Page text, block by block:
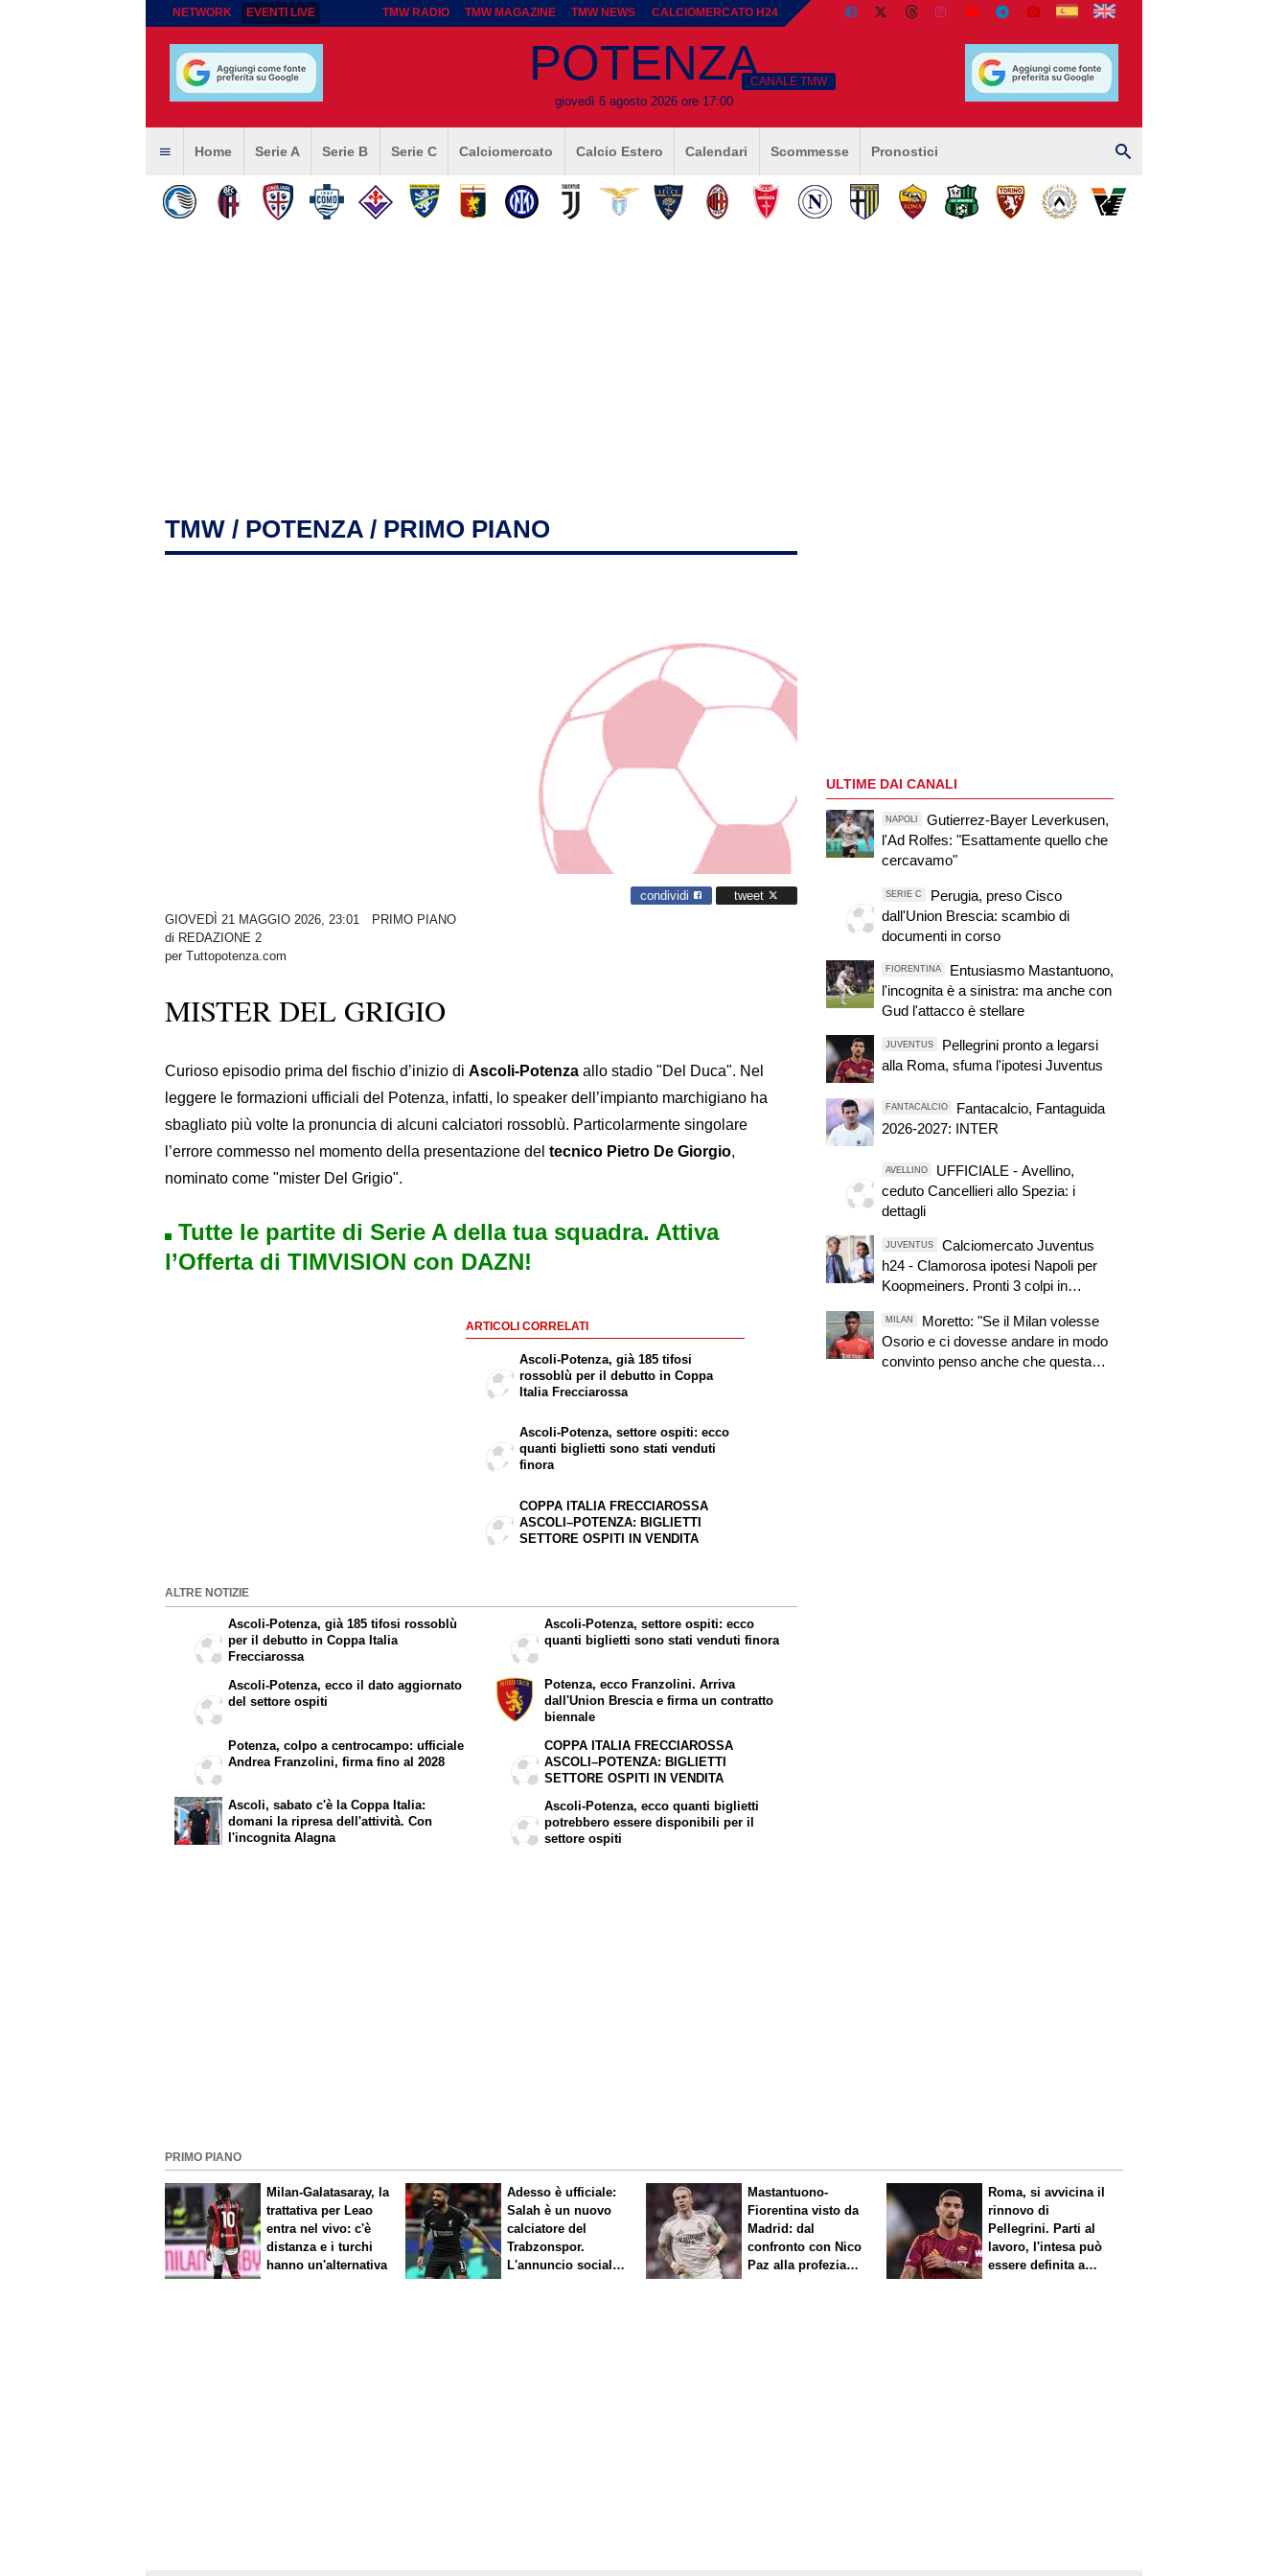
NETWORK EVENTI LIVE TMW RADIO TMW MAGAZINE TMW NEWS CALCIOMERCATO H24
POTENZA
giovedì 6 agosto 2026 ore 17:00
CANALE TMW
Home Serie A Serie B Serie C Calciomercato Calcio Estero Calendari Scommesse Pronostici
TMW / POTENZA / PRIMO PIANO
condividi
tweet
GIOVEDÌ 21 MAGGIO 2026, 23:01
PRIMO PIANO
di REDAZIONE 2
per Tuttopotenza.com
MISTER DEL GRIGIO
Curioso episodio prima del fischio d’inizio di Ascoli-Potenza allo stadio "Del Duca". Nel
leggere le formazioni ufficiali del Potenza, infatti, lo speaker dell’impianto marchigiano ha
sbagliato più volte la pronuncia di alcuni calciatori rossoblù. Particolarmente singolare
l’errore commesso nel momento della presentazione del tecnico Pietro De Giorgio,
nominato come "mister Del Grigio".
Tutte le partite di Serie A della tua squadra. Attiva
l’Offerta di TIMVISION con DAZN!
ARTICOLI CORRELATI
Ascoli-Potenza, già 185 tifosi
rossoblù per il debutto in Coppa
Italia Frecciarossa
Ascoli-Potenza, settore ospiti: ecco
quanti biglietti sono stati venduti
finora
COPPA ITALIA FRECCIAROSSA
ASCOLI–POTENZA: BIGLIETTI
SETTORE OSPITI IN VENDITA
ALTRE NOTIZIE
Ascoli-Potenza, già 185 tifosi rossoblù
per il debutto in Coppa Italia
Frecciarossa
Ascoli-Potenza, ecco il dato aggiornato
del settore ospiti
Ascoli-Potenza, settore ospiti: ecco
quanti biglietti sono stati venduti finora
Potenza, ecco Franzolini. Arriva
dall'Union Brescia e firma un contratto
biennale
Potenza, colpo a centrocampo: ufficiale
Andrea Franzolini, firma fino al 2028
Ascoli, sabato c'è la Coppa Italia:
domani la ripresa dell'attività. Con
l'incognita Alagna
COPPA ITALIA FRECCIAROSSA
ASCOLI–POTENZA: BIGLIETTI
SETTORE OSPITI IN VENDITA
Ascoli-Potenza, ecco quanti biglietti
potrebbero essere disponibili per il
settore ospiti
ULTIME DAI CANALI
NAPOLI
Gutierrez-Bayer Leverkusen,
l'Ad Rolfes: "Esattamente quello che
cercavamo"
SERIE C
Perugia, preso Cisco
dall'Union Brescia: scambio di
documenti in corso
FIORENTINA
Entusiasmo Mastantuono,
l'incognita è a sinistra: ma anche con
Gud l'attacco è stellare
JUVENTUS
Pellegrini pronto a legarsi
alla Roma, sfuma l'ipotesi Juventus
FANTACALCIO
Fantacalcio, Fantaguida
2026-2027: INTER
AVELLINO
UFFICIALE - Avellino,
ceduto Cancellieri allo Spezia: i
dettagli
JUVENTUS
Calciomercato Juventus
h24 - Clamorosa ipotesi Napoli per
Koopmeiners. Pronti 3 colpi in
Suzuki, oggi o domani attese novità.
Nuova offerta a Kessiè? Cambiaso,
futuro incerto. Nico-Inter, pista fredda
MILAN
Moretto: "Se il Milan volesse
Osorio e ci dovesse andare in modo
convinto penso anche che questa
PRIMO PIANO
Milan-Galatasaray, la
trattativa per Leao
entra nel vivo: c'è
distanza e i turchi
hanno un'alternativa
Adesso è ufficiale:
Salah è un nuovo
calciatore del
Trabzonspor.
L'annuncio social
Mastantuono-
Fiorentina visto da
Madrid: dal
confronto con Nico
Paz alla profezia
Roma, si avvicina il
rinnovo di
Pellegrini. Parti al
lavoro, l'intesa può
essere definita a